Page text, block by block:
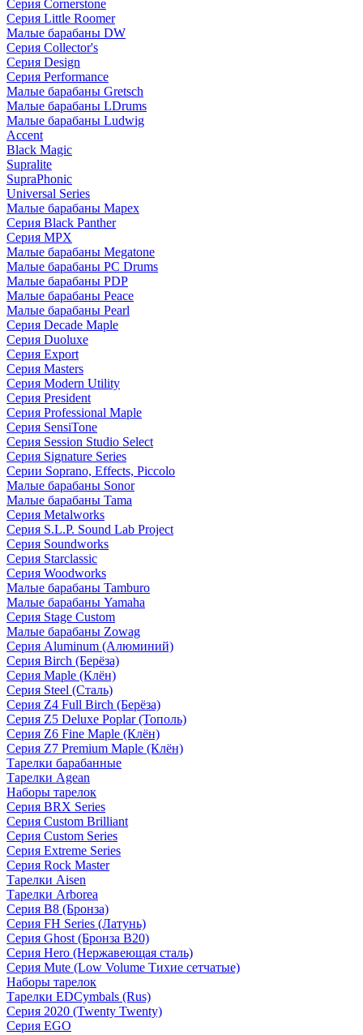
Серия Cornerstone
Серия Little Roomer
Малые барабаны DW
Серия Collector's
Серия Design
Серия Performance
Малые барабаны Gretsch
Малые барабаны LDrums
Малые барабаны Ludwig
Accent
Black Magic
Supralite
SupraPhonic
Universal Series
Малые барабаны Mapex
Серия Black Panther
Серия MPX
Малые барабаны Megatone
Малые барабаны PC Drums
Малые барабаны PDP
Малые барабаны Peace
Малые барабаны Pearl
Серия Decade Maple
Серия Duoluxe
Серия Export
Серия Masters
Серия Modern Utility
Серия President
Серия Professional Maple
Серия SensiTone
Серия Session Studio Select
Серия Signature Series
Серии Soprano, Effects, Piccolo
Малые барабаны Sonor
Малые барабаны Tama
Серия Metalworks
Серия S.L.P. Sound Lab Project
Серия Soundworks
Серия Starclassic
Серия Woodworks
Малые барабаны Tamburo
Малые барабаны Yamaha
Серия Stage Custom
Малые барабаны Zowag
Серия Aluminum (Алюминий)
Серия Birch (Берёза)
Серия Maple (Клён)
Серия Steel (Сталь)
Серия Z4 Full Birch (Берёза)
Серия Z5 Deluxe Poplar (Тополь)
Серия Z6 Fine Maple (Клён)
Серия Z7 Premium Maple (Клён)
Тарелки барабанные
Тарелки Agean
Наборы тарелок
Серия BRX Series
Серия Custom Brilliant
Серия Custom Series
Серия Extreme Series
Серия Rock Master
Тарелки Aisen
Тарелки Arborea
Серия B8 (Бронза)
Серия FH Series (Латунь)
Серия Ghost (Бронза B20)
Серия Hero (Нержавеющая сталь)
Серия Mute (Low Volume Тихие сетчатые)
Наборы тарелок
Тарелки EDCymbals (Rus)
Серия 2020 (Twenty Twenty)
Серия EGO